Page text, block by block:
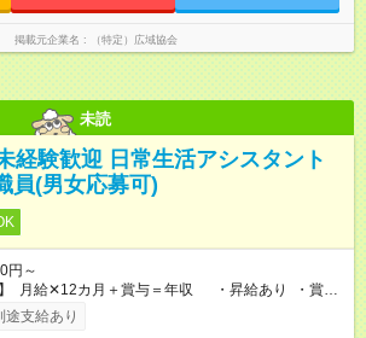
掲載元企業名 （特定）広域協会
未読
経験歓迎 日常生活アシスタント
員(男女応募可)
円～
月給✕12カ月＋賞与＝年収 ・昇給あり ・賞与
円 （昨年実績 12ヶ月勤務の場合の額 3月支
は月末締切、翌25日支払い ・社保完備（厚生年
途支給あり